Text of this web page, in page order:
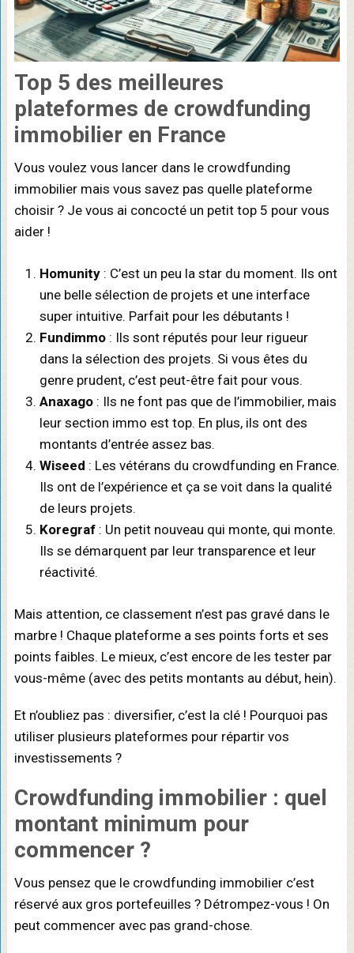
Top 5 des meilleures
plateformes de crowdfunding
immobilier en France
Vous voulez vous lancer dans le crowdfunding
immobilier mais vous savez pas quelle plateforme
choisir ? Je vous ai concocté un petit top 5 pour vous
aider !
Homunity: C’est un peu la star du moment. Ils ont
une belle sélection de projets et une interface
super intuitive. Parfait pour les débutants !
Fundimmo: Ils sont réputés pour leur rigueur
dans la sélection des projets. Si vous êtes du
genre prudent, c’est peut-être fait pour vous.
Anaxago: Ils ne font pas que de l’immobilier, mais
leur section immo est top. En plus, ils ont des
montants d’entrée assez bas.
Wiseed : Les vétérans du crowdfunding en France.
Ils ont de l’expérience et ça se voit dans la qualité
de leurs projets.
Koregraf: Un petit nouveau qui monte, qui monte.
Ils se démarquent par leur transparence et leur
réactivité.
Mais attention, ce classement n’est pas gravé dans le
marbre ! Chaque plateforme a ses points forts et ses
points faibles. Le mieux, c’est encore de les tester par
vous-même (avec des petits montants au début, hein).
Et n’oubliez pas : diversifier, c’est la clé ! Pourquoi pas
utiliser plusieurs plateformes pour répartir vos
investissements ?
Crowdfunding immobilier : quel
montant minimum pour
commencer ?
Vous pensez que le crowdfunding immobilier c’est
réservé aux gros portefeuilles ? Détrompez-vous ! On
peut commencer avec pas grand-chose.